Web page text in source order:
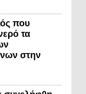
που
τα
στην